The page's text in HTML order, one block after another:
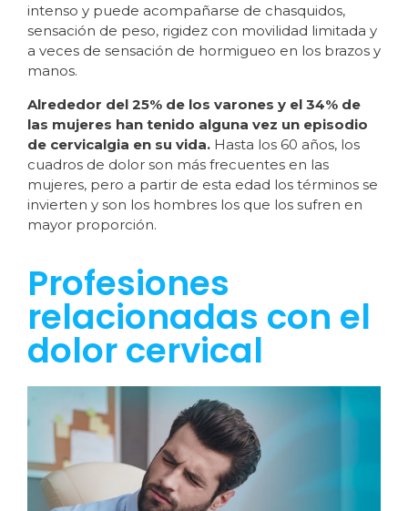
intenso y puede acompañarse de chasquidos,
sensación de peso, rigidez con movilidad limitada y
a veces de sensación de hormigueo en los brazos y
manos.
Alrededor del 25% de los varones y el 34% de
las mujeres han tenido alguna vez un episodio
de cervicalgia en su vida. Hasta los 60 años, los
cuadros de dolor son más frecuentes en las
mujeres, pero a partir de esta edad los términos se
invierten y son los hombres los que los sufren en
mayor proporción.
Profesiones
relacionadas con el
dolor cervical